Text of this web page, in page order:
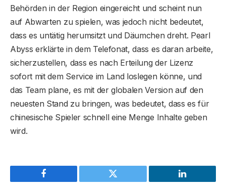
Behörden in der Region eingereicht und scheint nun
auf Abwarten zu spielen, was jedoch nicht bedeutet,
dass es untätig herumsitzt und Däumchen dreht. Pearl
Abyss erklärte in dem Telefonat, dass es daran arbeite,
sicherzustellen, dass es nach Erteilung der Lizenz
sofort mit dem Service im Land loslegen könne, und
das Team plane, es mit der globalen Version auf den
neuesten Stand zu bringen, was bedeutet, dass es für
chinesische Spieler schnell eine Menge Inhalte geben
wird.
Facebook Twitter LinkedIn